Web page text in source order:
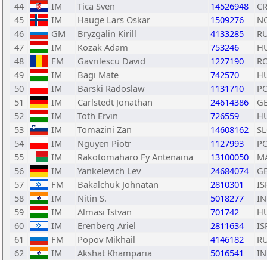
44
IM Tica Sven 14526948
45
IM Hauge Lars Oskar 1509276
46
GM Bryzgalin Kirill 4133285
47
IM Kozak Adam 753246
48
FM Gavrilescu David 1227190
49
IM Bagi Mate 742570
50
IM Barski Radoslaw 1131710
51
IM Carlstedt Jonathan 24614386
52
IM Toth Ervin 726559
53
IM Tomazini Zan 14608162
54
IM Nguyen Piotr 1127993
55
IM Rakotomaharo Fy Antenaina 13100050
56
IM Yankelevich Lev 24684074
57
FM Bakalchuk Johnatan 2810301
58
IM Nitin S. 5018277
59
IM Almasi Istvan 701742
60
IM Erenberg Ariel 2811634
61
FM Popov Mikhail 4146182
62
IM Akshat Khamparia 5016541